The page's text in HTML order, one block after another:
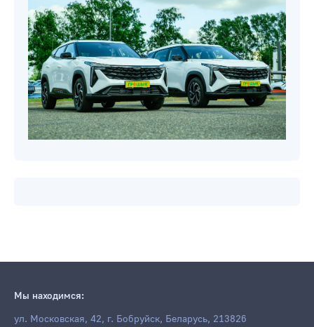
Мы находимся:
ул. Московская, 42, г. Бобруйск, Беларусь, 213826